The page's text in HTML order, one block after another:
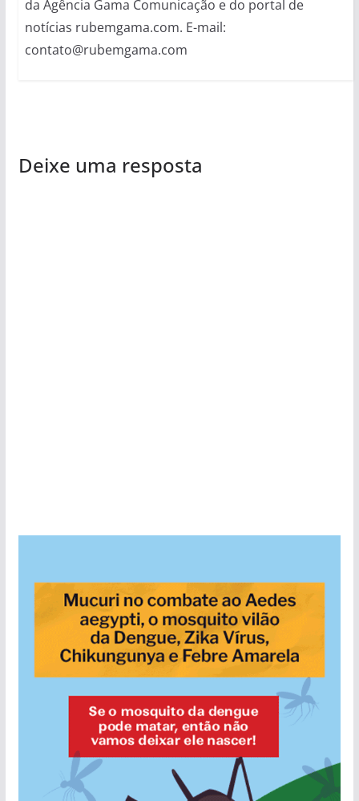
da Agência Gama Comunicação e do portal de
notícias rubemgama.com. E-mail:
contato@rubemgama.com
Deixe uma resposta